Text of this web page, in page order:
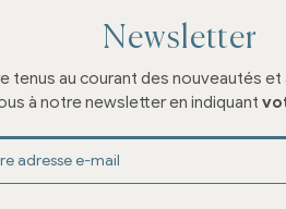
Newsletter
tenus au courant des nouveautés
à notre newsletter en indiquant